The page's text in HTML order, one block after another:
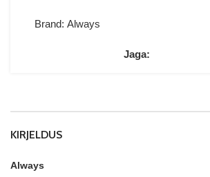
Brand: Always
Jaga:
KIRJELDUS
Always